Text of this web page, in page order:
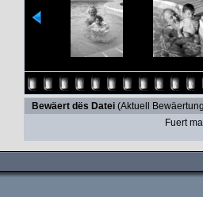
Bewäert dës Datei(Aktuell
Fuert